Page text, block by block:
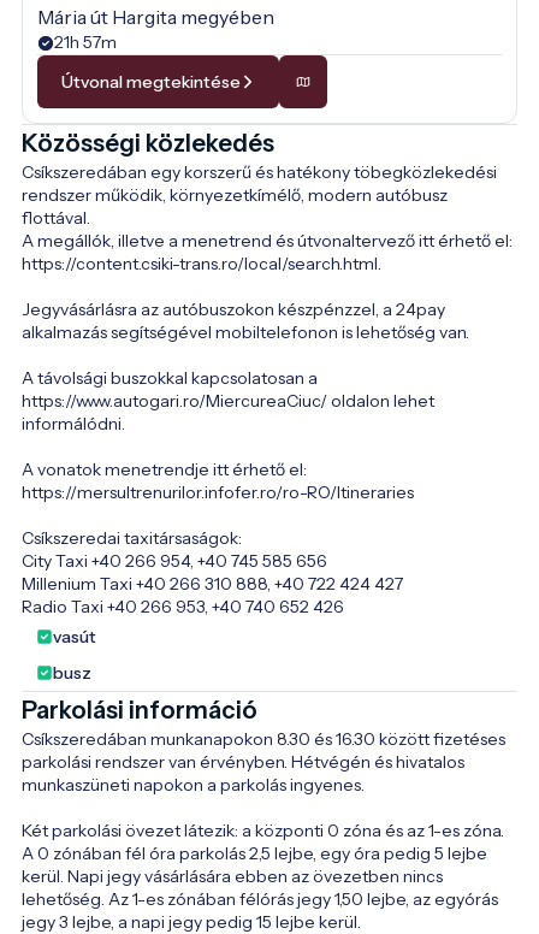
Mária út Hargita megyében
21h 57m
Útvonal megtekintése
Közösségi közlekedés
Csíkszeredában egy korszerű és hatékony töbegközlekedési
rendszer működik, környezetkímélő, modern autóbusz
flottával.
A megállók, illetve a menetrend és útvonaltervező itt érhető el:
https://content.csiki-trans.ro/local/search.html.
Jegyvásárlásra az autóbuszokon készpénzzel, a 24pay
alkalmazás segítségével mobiltelefonon is lehetőség van.
A távolsági buszokkal kapcsolatosan a
https://www.autogari.ro/MiercureaCiuc/ oldalon lehet
informálódni.
A vonatok menetrendje itt érhető el:
https://mersultrenurilor.infofer.ro/ro-RO/Itineraries
Csíkszeredai taxitársaságok:
City Taxi +40 266 954, +40 745 585 656
Millenium Taxi +40 266 310 888, +40 722 424 427
Radio Taxi +40 266 953, +40 740 652 426
vasút
busz
Parkolási információ
Csíkszeredában munkanapokon 8.30 és 16.30 között fizetéses
parkolási rendszer van érvényben. Hétvégén és hivatalos
munkaszüneti napokon a parkolás ingyenes.
Két parkolási övezet látezik: a központi 0 zóna és az 1-es zóna.
A 0 zónában fél óra parkolás 2,5 lejbe, egy óra pedig 5 lejbe
kerül. Napi jegy vásárlására ebben az övezetben nincs
lehetőség. Az 1-es zónában félórás jegy 1,50 lejbe, az egyórás
jegy 3 lejbe, a napi jegy pedig 15 lejbe kerül.